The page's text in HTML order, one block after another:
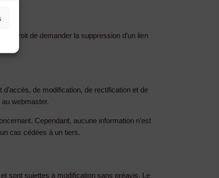
droit de demander la suppression d’un lien
de modification, de rectification et de
webmaster.
Cependant, aucune information n’est
cas cédées à un tiers.
sont sujettes à modification sans préavis. Le